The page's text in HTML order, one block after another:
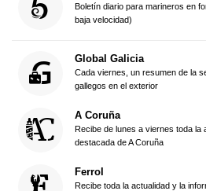
Boletín diario para marineros en
baja velocidad)
Global Galicia
Cada viernes, un resumen de la
gallegos en el exterior
A Coruña
Recibe de lunes a viernes toda la
destacada de A Coruña
Ferrol
Recibe toda la actualidad y la